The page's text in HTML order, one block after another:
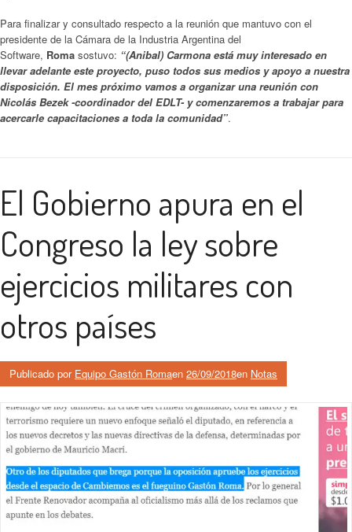
Para finalizar y consultado respecto a la reunión que mantuvo con el
presidente de la Cámara de la Industria Argentina del
Software, Roma sostuvo: “(Anibal) Carmona está muy interesado en
llevar adelante este proyecto, puso todos sus medios y apoyo a nuestra
disposición. El mes próximo vamos a organizar una reunión con
Nicolás Bezek -coordinador del EDLT- y comenzaremos a trabajar para
acercarle capacitaciones a toda la comunidad”.
El Gobierno apura en el
Congreso la ley sobre
ejercicios militares con
otros países
Publicado por Equipo Gastón Romaen 26/09/2018en Notas